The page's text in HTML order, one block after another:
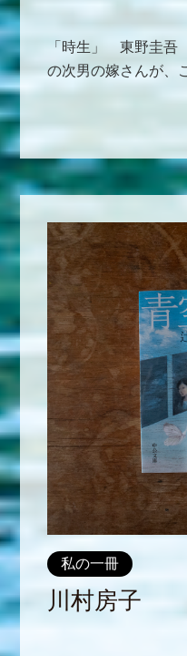
「時生」 東野圭吾
の次男の嫁さんが、
私の一冊
川村房子